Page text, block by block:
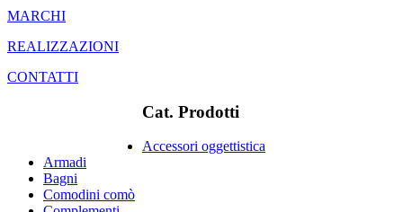
MARCHI
REALIZZAZIONI
CONTATTI
Cat. Prodotti
Accessori oggettistica
Armadi
Bagni
Comodini comò